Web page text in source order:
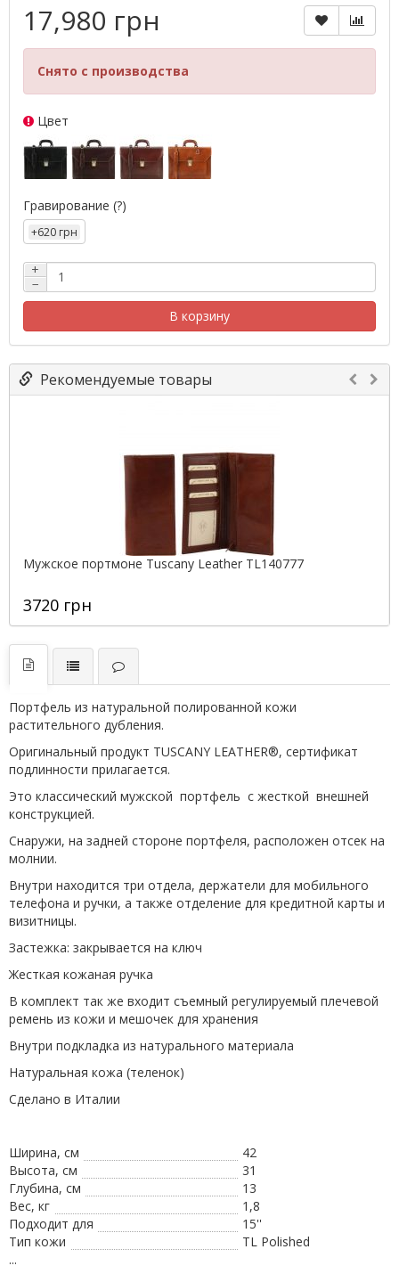
17,980 грн
Снято с производства
Цвет
Гравирование (?)
+620 грн
+
−
В корзину
Рекомендуемые товары
Мужское портмоне Tuscany Leather TL140777
3720 грн
Портфель из натуральной полированной кожи
растительного дубления.
Оригинальный продукт TUSCANY LEATHER®, сертификат
подлинности прилагается.
Это классический мужской портфель с жесткой внешней
конструкцией.
Снаружи, на задней стороне портфеля, расположен отсек на
молнии.
Внутри находится три отдела, держатели для мобильного
телефона и ручки, а также отделение для кредитной карты и
визитницы.
Застежка: закрывается на ключ
Жесткая кожаная ручка
В комплект так же входит съемный регулируемый плечевой
ремень из кожи и мешочек для хранения
Внутри подкладка из натурального материала
Натуральная кожа (теленок)
Сделано в Италии
Ширина, см
42
Высота, см
31
Глубина, см
13
Вес, кг
1,8
Подходит для
15''
Тип кожи
TL Polished
...